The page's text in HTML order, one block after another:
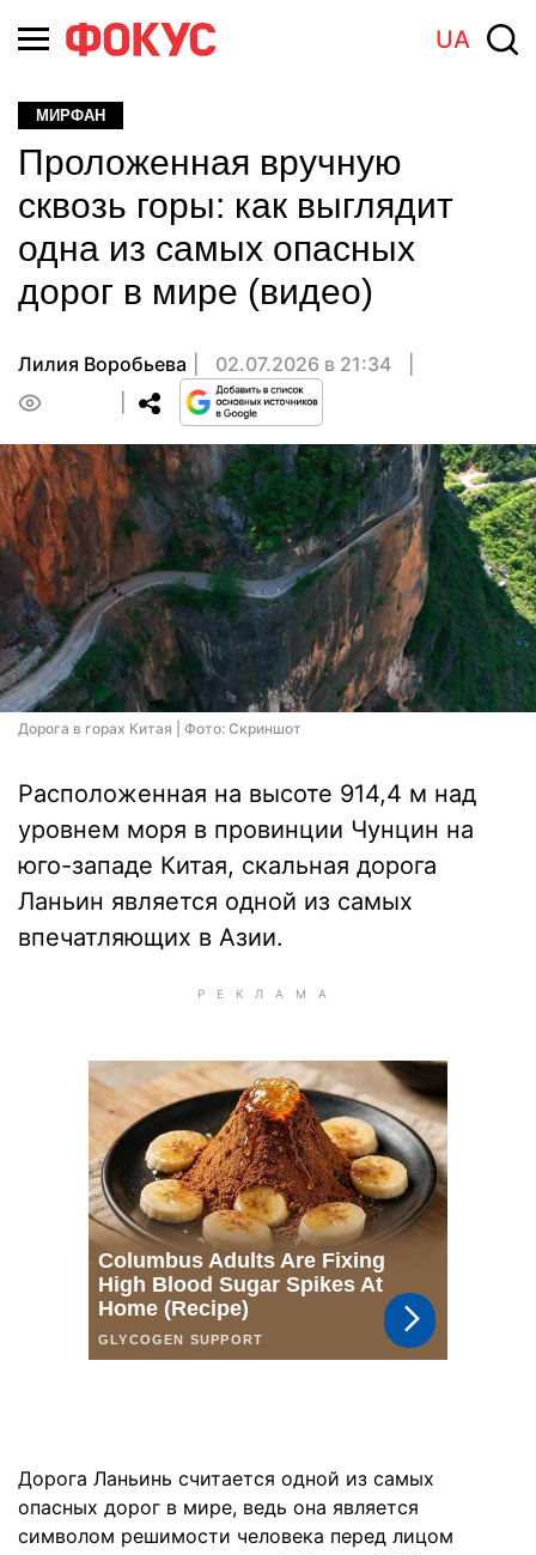
UA
МИРФАН
Проложенная вручную
сквозь горы: как выглядит
одна из самых опасных
дорог в мире (видео)
Лилия Воробьева
02.07.2026 в 21:34
Дорога в горах Китая | Фото: Скриншот
Расположенная на высоте 914,4 м над
уровнем моря в провинции Чунцин на
юго-западе Китая, скальная дорога
Ланьин является одной из самых
впечатляющих в Азии.
Дорога Ланьинь считается одной из самых
опасных дорог в мире, ведь она является
символом решимости человека перед лицом